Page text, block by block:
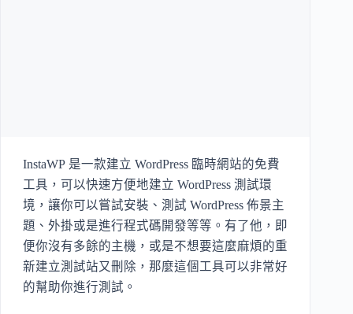
InstaWP 是一款建立 WordPress 臨時網站的免費
工具，可以快速方便地建立 WordPress 測試環
境，讓你可以嘗試安裝、測試 WordPress 佈景主
題、外掛或是進行程式碼開發等等。有了他，即
便你沒有多餘的主機，或是不想要這麼麻煩的重
新建立測試站又刪除，那麼這個工具可以非常好
的幫助你進行測試。